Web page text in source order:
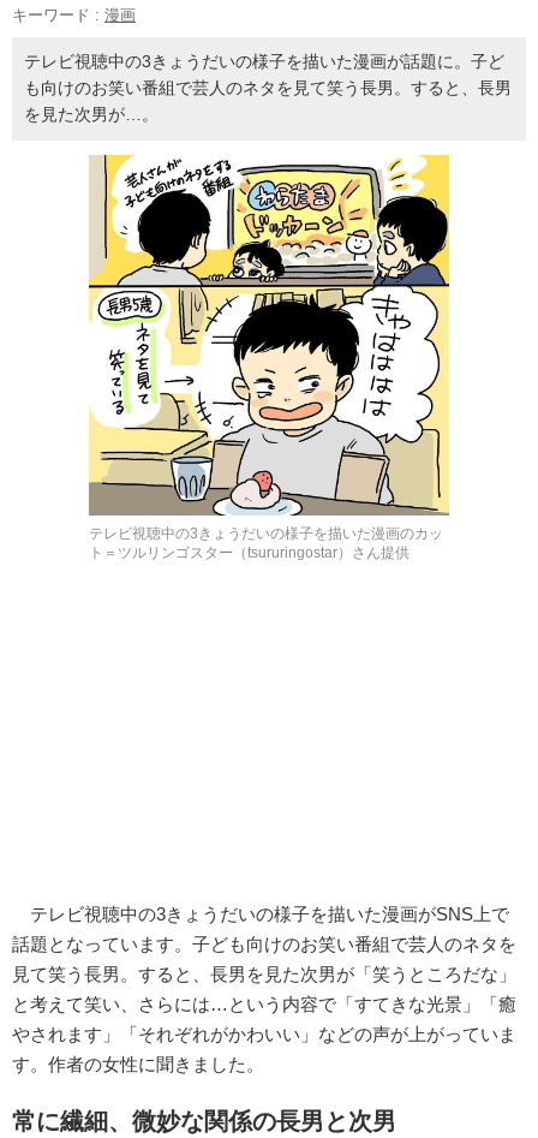
キーワード : 漫画
テレビ視聴中の3きょうだいの様子を描いた漫画が話題に。子ど
も向けのお笑い番組で芸人のネタを見て笑う長男。すると、長男
を見た次男が…。
テレビ視聴中の3きょうだいの様子を描いた漫画のカッ
ト＝ツルリンゴスター（tsururingostar）さん提供
テレビ視聴中の3きょうだいの様子を描いた漫画がSNS上で
話題となっています。子ども向けのお笑い番組で芸人のネタを
見て笑う長男。すると、長男を見た次男が「笑うところだな」
と考えて笑い、さらには…という内容で「すてきな光景」「癒
やされます」「それぞれがかわいい」などの声が上がっていま
す。作者の女性に聞きました。
常に繊細、微妙な関係の長男と次男